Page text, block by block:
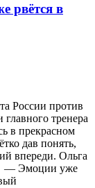
рвётся в
России против
тренера
в прекрасном
дав понять,
впереди. Ольга
— Эмоции уже